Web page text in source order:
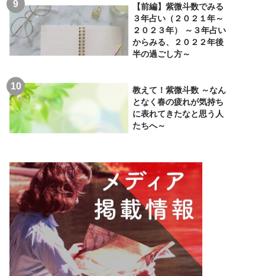
【前編】紫微斗数でみる
３年占い（２０２１年～
２０２３年） ～３年占い
からみる、２０２２年後
半の過ごし方～
教えて！紫微斗数 ～なん
となく春の疲れが気持ち
に表れてきたなと思う人
たちへ～